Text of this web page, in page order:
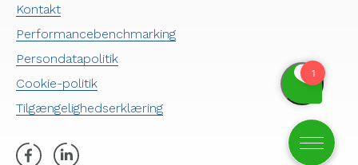
Kontakt
Performancebenchmarking
Persondatapolitik
Cookie-politik
Tilgængelighedserklæring